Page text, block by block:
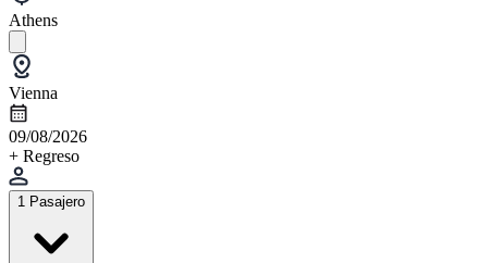
Athens
Vienna
09/08/2026
+ Regreso
1 Pasajero